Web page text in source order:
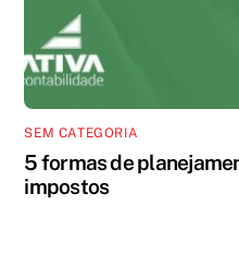
SEM CATEGORIA
5 formas de
impostos